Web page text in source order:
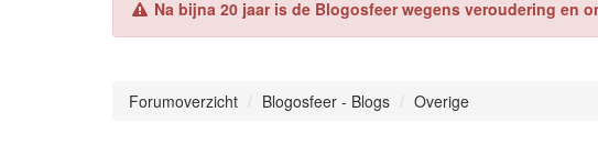
Na bijna 20 jaar is de Blogosfeer wegens veroudering
Forumoverzicht Blogosfeer - Blogs Overige